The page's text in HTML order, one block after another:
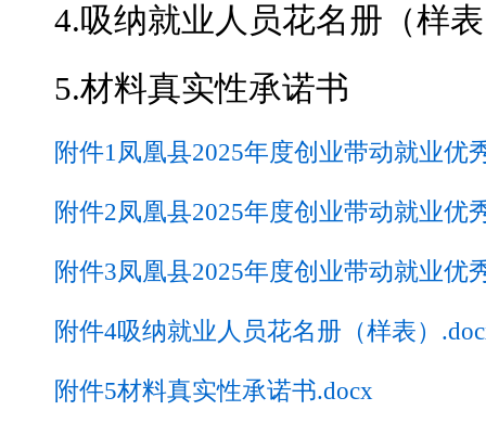
4.吸纳就业人员花名册（样
5.材料真实性承诺书
附件1凤凰县2025年度创业带动就业优
附件2凤凰县2025年度创业带动就业优
附件3凤凰县2025年度创业带动就业优
附件4吸纳就业人员花名册（样表）
附件5材料真实性承诺书.docx